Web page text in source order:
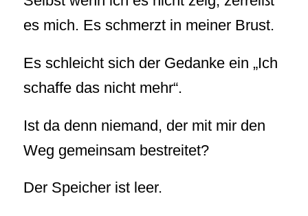
es mich. Es schmerzt in meiner Brust.
Es schleicht sich der Gedanke ein „Ich
schaffe das nicht mehr“.
Ist da denn niemand, der mit mir den
Weg gemeinsam bestreitet?
Der Speicher ist leer.